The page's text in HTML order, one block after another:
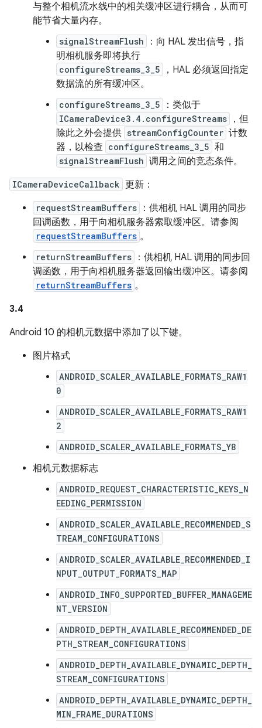
与整个相机流水线中的相关缓冲区进行耦合，从而可
能节省大量内存。
signalStreamFlush
：向 HAL 发出信号，指
明相机服务即将执行
configureStreams_3_5
，HAL 必须返回指定
数据流的所有缓冲区。
configureStreams_3_5 ：类似于
ICameraDevice3.4.configureStreams
，但
除此之外会提供 streamConfigCounter 计数
器，以检查 configureStreams_3_5 和
signalStreamFlush 调用之间的竞态条件。
ICameraDeviceCallback 更新：
requestStreamBuffers
：供相机 HAL 调用的同步
回调函数，用于向相机服务器索取缓冲区。请参阅
requestStreamBuffers 。
returnStreamBuffers
：供相机 HAL 调用的同步回
调函数，用于向相机服务器返回输出缓冲区。请参阅
returnStreamBuffers 。
3.4
Android 10 的相机元数据中添加了以下键。
图片格式
ANDROID_SCALER_AVAILABLE_FORMATS_RAW1
0
ANDROID_SCALER_AVAILABLE_FORMATS_RAW1
2
ANDROID_SCALER_AVAILABLE_FORMATS_Y8
相机元数据标志
ANDROID_REQUEST_CHARACTERISTIC_KEYS_N
EEDING_PERMISSION
ANDROID_SCALER_AVAILABLE_RECOMMENDED_S
TREAM_CONFIGURATIONS
ANDROID_SCALER_AVAILABLE_RECOMMENDED_I
NPUT_OUTPUT_FORMATS_MAP
ANDROID_INFO_SUPPORTED_BUFFER_MANAGEME
NT_VERSION
ANDROID_DEPTH_AVAILABLE_RECOMMENDED_DE
PTH_STREAM_CONFIGURATIONS
ANDROID_DEPTH_AVAILABLE_DYNAMIC_DEPTH_
STREAM_CONFIGURATIONS
ANDROID_DEPTH_AVAILABLE_DYNAMIC_DEPTH_
MIN_FRAME_DURATIONS